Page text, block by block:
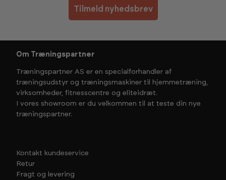
Tilmeld nyhedsbrev
Om Træningspartner
Træningspartner AS er en specialforhandler af
træningsudstyr og træningsmaskiner til hjemmetræning,
virksomheder, fitnesscentre og eliteidræt.
I vores showroom er du velkommen til at teste din nye
træningspartner.
Kontakt kundeservice
Retur
Fragt og levering